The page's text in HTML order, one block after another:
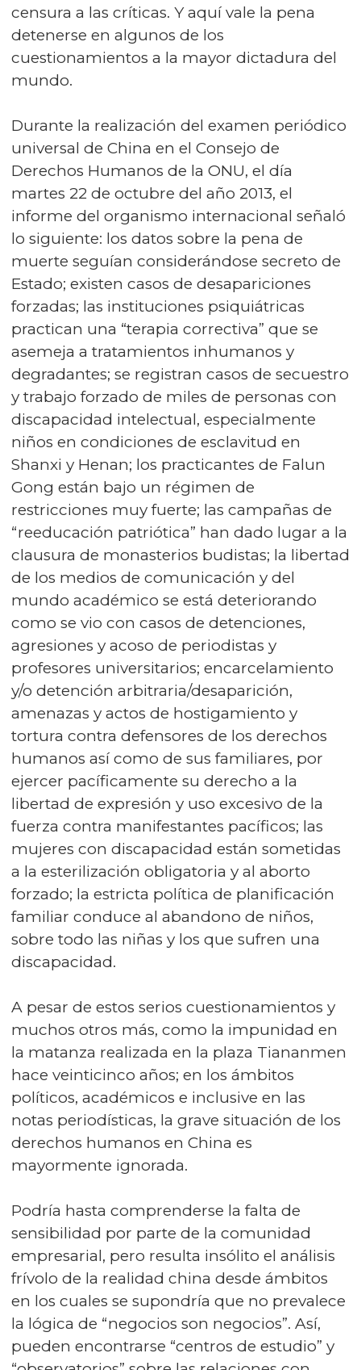
censura a las críticas. Y aquí vale la pena
detenerse en algunos de los
cuestionamientos a la mayor dictadura del
mundo.
Durante la realización del examen periódico
universal de China en el Consejo de
Derechos Humanos de la ONU, el día
martes 22 de octubre del año 2013, el
informe del organismo internacional señaló
lo siguiente: los datos sobre la pena de
muerte seguían considerándose secreto de
Estado; existen casos de desapariciones
forzadas; las instituciones psiquiátricas
practican una “terapia correctiva” que se
asemeja a tratamientos inhumanos y
degradantes; se registran casos de secuestro
y trabajo forzado de miles de personas con
discapacidad intelectual, especialmente
niños en condiciones de esclavitud en
Shanxi y Henan; los practicantes de Falun
Gong están bajo un régimen de
restricciones muy fuerte; las campañas de
“reeducación patriótica” han dado lugar a la
clausura de monasterios budistas; la libertad
de los medios de comunicación y del
mundo académico se está deteriorando
como se vio con casos de detenciones,
agresiones y acoso de periodistas y
profesores universitarios; encarcelamiento
y/o detención arbitraria/desaparición,
amenazas y actos de hostigamiento y
tortura contra defensores de los derechos
humanos así como de sus familiares, por
ejercer pacíficamente su derecho a la
libertad de expresión y uso excesivo de la
fuerza contra manifestantes pacíficos; las
mujeres con discapacidad están sometidas
a la esterilización obligatoria y al aborto
forzado; la estricta política de planificación
familiar conduce al abandono de niños,
sobre todo las niñas y los que sufren una
discapacidad.
A pesar de estos serios cuestionamientos y
muchos otros más, como la impunidad en
la matanza realizada en la plaza Tiananmen
hace veinticinco años; en los ámbitos
políticos, académicos e inclusive en las
notas periodísticas, la grave situación de los
derechos humanos en China es
mayormente ignorada.
Podría hasta comprenderse la falta de
sensibilidad por parte de la comunidad
empresarial, pero resulta insólito el análisis
frívolo de la realidad china desde ámbitos
en los cuales se supondría que no prevalece
la lógica de “negocios son negocios”. Así,
pueden encontrarse “centros de estudio” y